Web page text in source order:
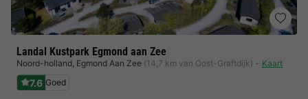
Landal Kustpark Egmond aan Zee
Noord-holland, Egmond Aan Zee (14,7 km van Oost-Graftdijk) Kaart
7.6 Goed